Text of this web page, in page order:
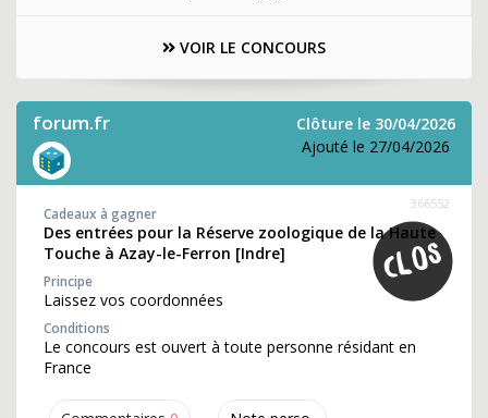
VOIR LE CONCOURS
forum.fr
Clôture le 30/04/2026
Ajouté le 27/04/2026
366552
Cadeaux à gagner
Des entrées pour la Réserve zoologique de la Haute
Touche à Azay-le-Ferron [Indre]
Principe
Laissez vos coordonnées
Conditions
Le concours est ouvert à toute personne résidant en
France